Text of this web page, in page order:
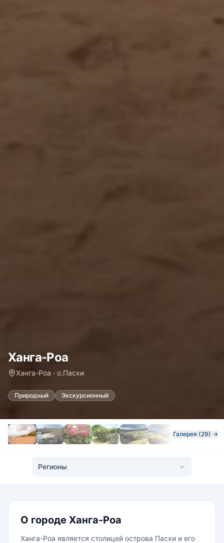
Ханга-Роа
Ханга-Роа · о.Пасхи
Природный Экскурсионный
Галерея (29) →
Регионы
О городе Ханга-Роа
Ханга-Роа является столицей острова Пасхи и его